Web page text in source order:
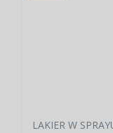
LAKIER W